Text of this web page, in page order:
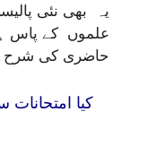
یہ بھی نئی
علموں کے پاس
حاضری کی شرح بھی 75 فیصد لازمی
کیا